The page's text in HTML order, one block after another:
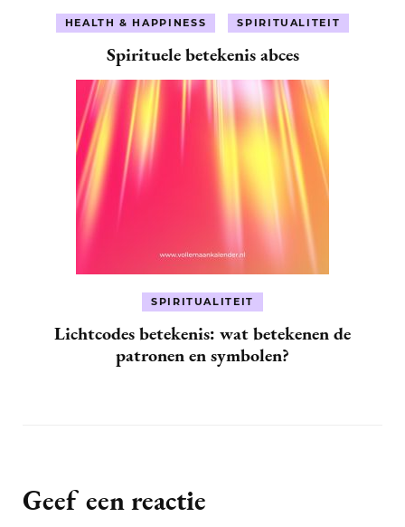
HEALTH & HAPPINESS SPIRITUALITEIT
Spirituele betekenis abces
SPIRITUALITEIT
Lichtcodes betekenis: wat betekenen de
patronen en symbolen?
Geef een reactie